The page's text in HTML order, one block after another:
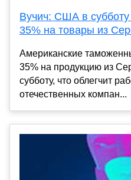
Вучич: США в
35% на товары из
Американские
35% на продукцию из
субботу, что облегчит
отечественных компан...